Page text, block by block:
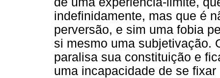
indefinidamente, mas que é
perversão, e sim uma fobia
si mesmo uma subjetivação.
paralisa sua constituição e
uma incapacidade de se